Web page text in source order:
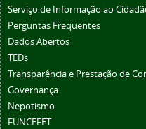
Serviço de Informação ao
Perguntas Frequentes
Dados Abertos
TEDs
Transparência e Prestação de
Governança
Nepotismo
FUNCEFET